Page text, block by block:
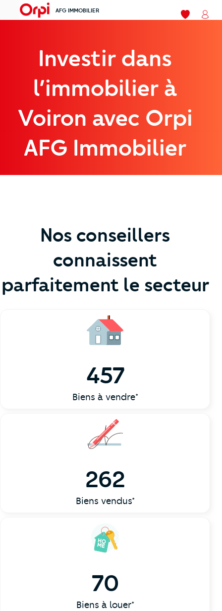
menu AFG IMMOBILIER
Mes favoris
Investir dans
l’immobilier à
Voiron avec Orpi
AFG Immobilier
Nos conseillers
connaissent
parfaitement le secteur
457
Biens à vendre*
262
Biens vendus*
70
Biens à louer*